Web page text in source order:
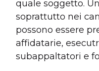
quale soggetto.
soprattutto nei
possono essere
affidatarie,
subappaltatori e